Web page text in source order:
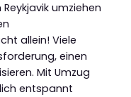
umziehen
allein! Viele
einen
Mit Umzug
entspannt